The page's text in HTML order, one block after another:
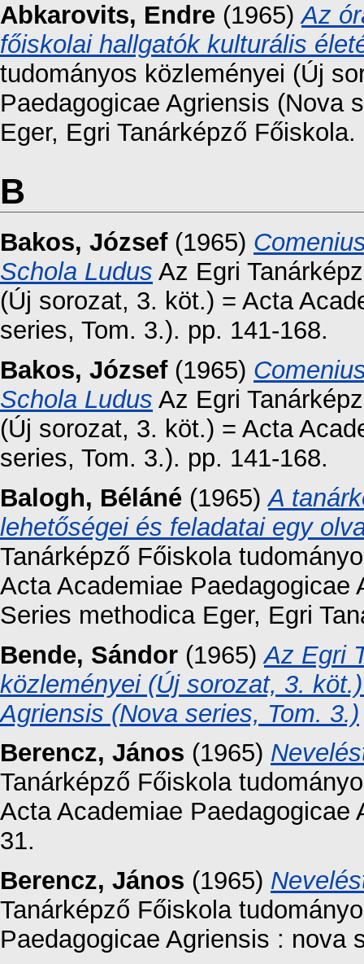
Abkarovits, Endre (1965)Az
főiskolai hallgatók kulturális
tudományos közleményei (Új
Paedagogicae Agriensis (Nova
Eger, Egri Tanárképző
B
Bakos, József(1965)
Schola Ludus Az Egri
(Új sorozat, 3. köt.) = Acta
series, Tom. 3.). pp. 141-168.
Bakos, József(1965)
Schola Ludus Az Egri
(Új sorozat, 3. köt.) = Acta
series, Tom. 3.). pp. 141-168.
Balogh, Béláné (1965)A
lehetőségei és feladatai egy
Tanárképző Főiskola
Acta Academiae Paedagogicae
Series methodica Eger, Egri
Bende, Sándor (1965)Az Egri
közleményei (Új sorozat, 3.
Agriensis (Nova series, Tom. 3.)
Berencz, János (1965)
Tanárképző Főiskola
Acta Academiae Paedagogicae
31.
Berencz, János (1965)
Tanárképző Főiskola
Paedagogicae Agriensis : nova